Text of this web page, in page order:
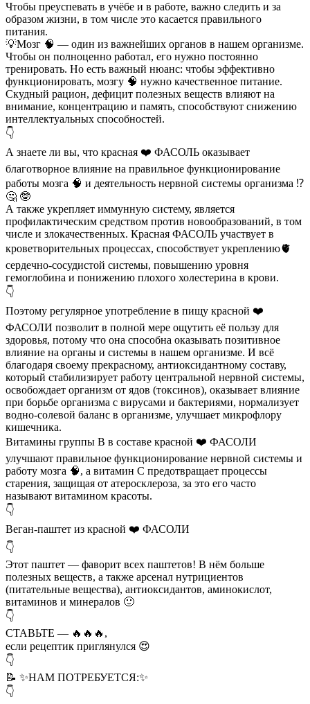
Чтобы преуспевать в учёбе и в работе, важно следить и за
образом жизни, в том числе это касается правильного
питания.
💡Мозг 🧠 — один из важнейших органов в нашем организме.
Чтобы он полноценно работал, его нужно постоянно
тренировать. Но есть важный нюанс: чтобы эффективно
функционировать, мозгу 🧠 нужно качественное питание.
Скудный рацион, дефицит полезных веществ влияют на
внимание, концентрацию и память, способствуют снижению
интеллектуальных способностей.
👇
А знаете ли вы, что красная ❤️ ФАСОЛЬ оказывает
благотворное влияние на правильное функционирование
работы мозга 🧠 и деятельность нервной системы организма ⁉️
🤔 🤓
А также укрепляет иммунную систему, является
профилактическим средством против новообразований, в том
числе и злокачественных. Красная ФАСОЛЬ участвует в
кроветворительных процессах, способствует укреплению🫀
сердечно-сосудистой системы, повышению уровня
гемоглобина и понижению плохого холестерина в крови.
👇
Поэтому регулярное употребление в пищу красной ❤️
ФАСОЛИ позволит в полной мере ощутить её пользу для
здоровья, потому что она способна оказывать позитивное
влияние на органы и системы в нашем организме. И всё
благодаря своему прекрасному, антиоксидантному составу,
который стабилизирует работу центральной нервной системы,
освобождает организм от ядов (токсинов), оказывает влияние
при борьбе организма с вирусами и бактериями, нормализует
водно-солевой баланс в организме, улучшает микрофлору
кишечника.
Витамины группы В в составе красной ❤️ ФАСОЛИ
улучшают правильное функционирование нервной системы и
работу мозга 🧠, а витамин С предотвращает процессы
старения, защищая от атеросклероза, за это его часто
называют витамином красоты.
👇
Веган-паштет из красной ❤️ ФАСОЛИ
👇
Этот паштет — фаворит всех паштетов! В нём больше
полезных веществ, а также арсенал нутрициентов
(питательные вещества), антиоксидантов, аминокислот,
витаминов и минералов 🙂
👇
СТАВЬТЕ — 🔥🔥🔥,
если рецептик приглянулся 😍
👇
📝 ✨НАМ ПОТРЕБУЕТСЯ:✨
👇